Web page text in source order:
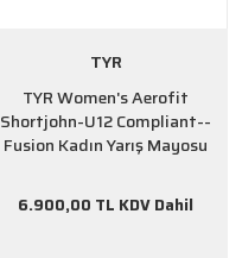
TYR
TYR Women's Aerofit
Shortjohn-U12 Compliant--
Fusion Kadın Yarış Mayosu
6.900,00 TL KDV Dahil